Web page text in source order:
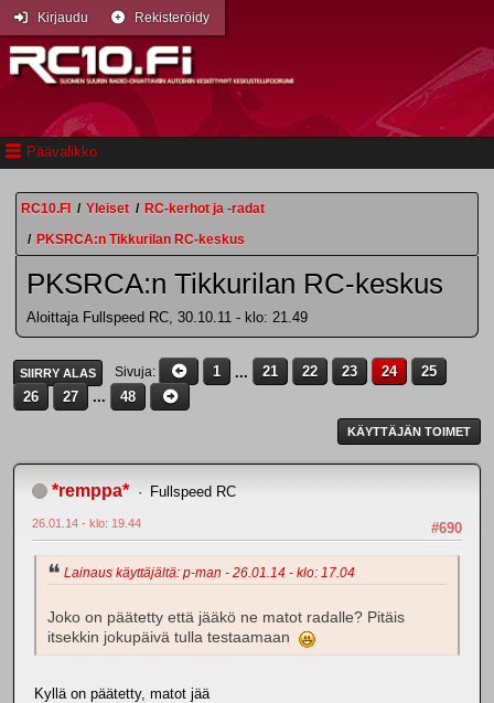
Päävalikko
Kirjaudu Rekisteröidy
RC10.FI / Yleiset / RC-kerhot ja -radat
/ PKSRCA:n Tikkurilan RC-keskus
PKSRCA:n Tikkurilan RC-keskus
Aloittaja Fullspeed RC, 30.10.11 - klo: 21.49
SIIRRY ALAS Sivuja 1 ... 21 22 23 24
25
26
27 ... 48
KÄYTTÄJÄN TOIMET
*remppa* Fullspeed RC
#690
26.01.14 - klo: 19.44
Lainaus käyttäjältä: p-man - 26.01.14 - klo: 17.04
Joko on päätetty että jääkö ne matot radalle? Pitäis
itsekkin jokupäivä tulla testaamaan
Kyllä on päätetty, matot jää